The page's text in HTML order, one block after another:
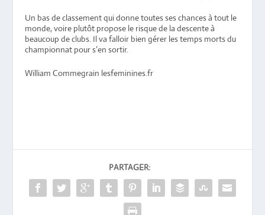
Un bas de classement qui donne toutes ses chances à tout le
monde, voire plutôt propose le risque de la descente à
beaucoup de clubs. Il va falloir bien gérer les temps morts du
championnat pour s’en sortir.
William Commegrain lesfeminines.fr
PARTAGER: